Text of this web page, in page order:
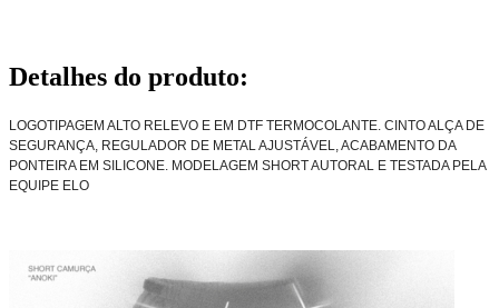
Detalhes do produto:
LOGOTIPAGEM ALTO RELEVO E EM DTF TERMOCOLANTE. CINTO ALÇA DE
SEGURANÇA, REGULADOR DE METAL AJUSTÁVEL, ACABAMENTO DA
PONTEIRA EM SILICONE. MODELAGEM SHORT AUTORAL E TESTADA PELA
EQUIPE ELO